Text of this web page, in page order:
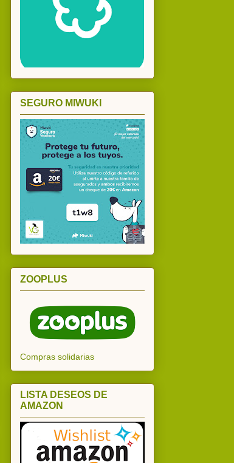
SEGURO MIWUKI
ZOOPLUS
Compras solidarias
LISTA DESEOS DE
AMAZON